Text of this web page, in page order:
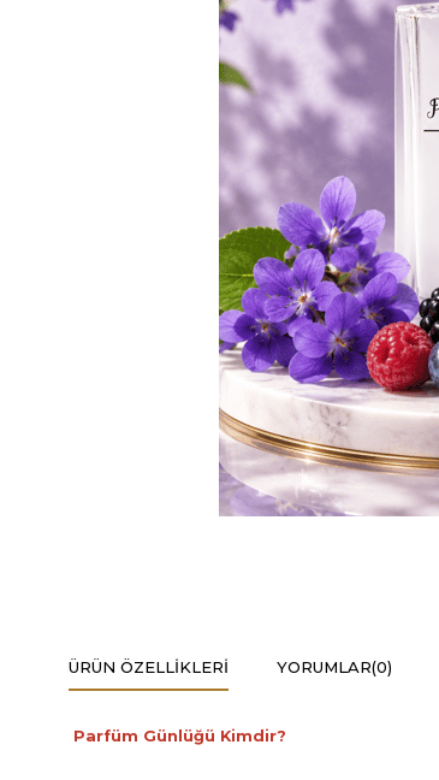
ÜRÜN ÖZELLIKLERI YORUMLAR(0)
Parfüm Günlüğü Kimdir?